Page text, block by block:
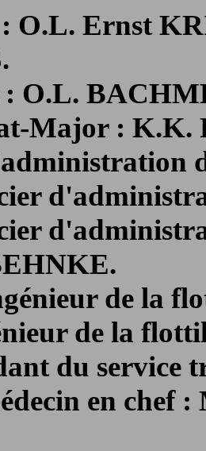
O.L. Ernst
: O.L.
Major : K.K.
de la
de la
du service
en chef